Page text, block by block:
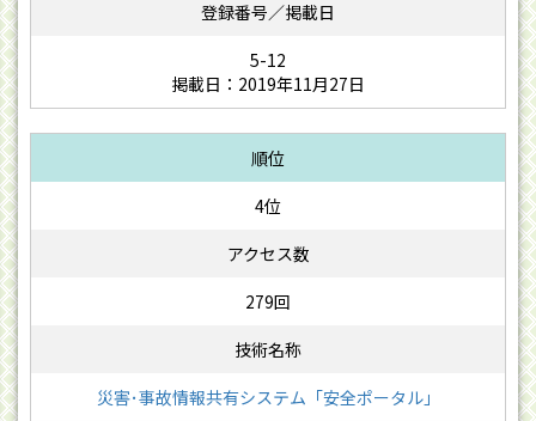
5-12
掲載日：2019年11月27日
4位
279回
災害･事故情報共有システム「安全ポータル」